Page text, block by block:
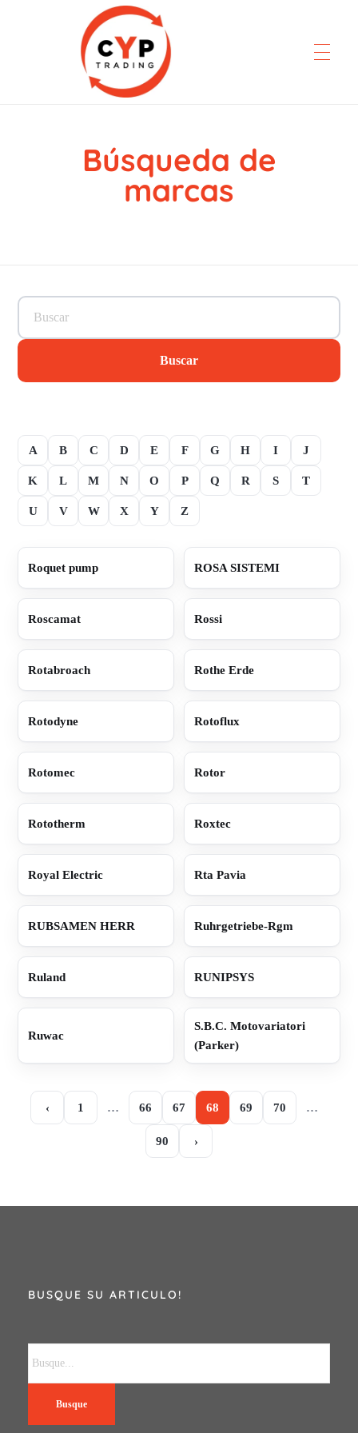
CYP Trading
Professionelle Ersatzteilbeschaffung
Búsqueda de
marcas
Buscar
A B C D E F G H I J
K L M N O P Q R S T
U V W X Y Z
Roquet pump ROSA SISTEMI
Roscamat Rossi
Rotabroach Rothe Erde
Rotodyne Rotoflux
Rotomec Rotor
Rototherm Roxtec
Royal Electric Rta Pavia
RUBSAMEN HERR Ruhrgetriebe-Rgm
Ruland RUNIPSYS
Ruwac
S.B.C. Motovariatori
(Parker)
‹ 1 … 66 67 68 69 70 …
90 ›
BUSQUE SU ARTICULO!
Busque